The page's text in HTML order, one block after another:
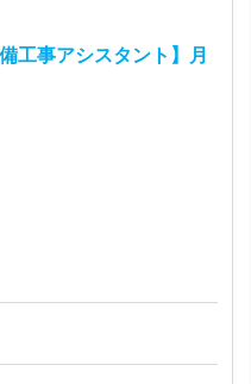
工事アシスタント】月